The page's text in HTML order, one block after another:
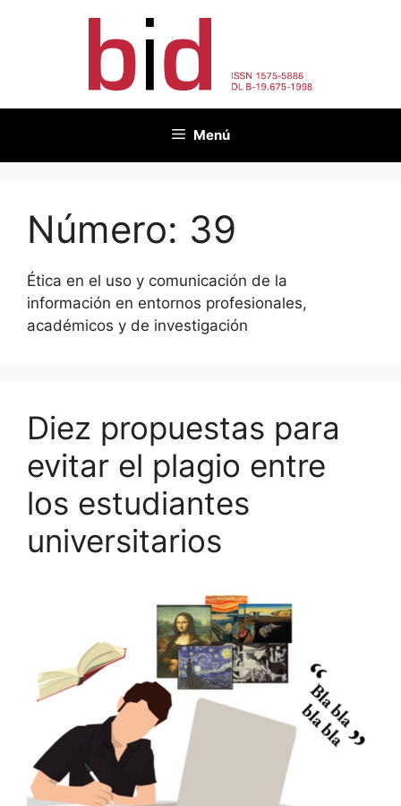
Menú
Número: 39
Ética en el uso y comunicación de la
información en entornos profesionales,
académicos y de investigación
Diez propuestas para
evitar el plagio entre
los estudiantes
universitarios